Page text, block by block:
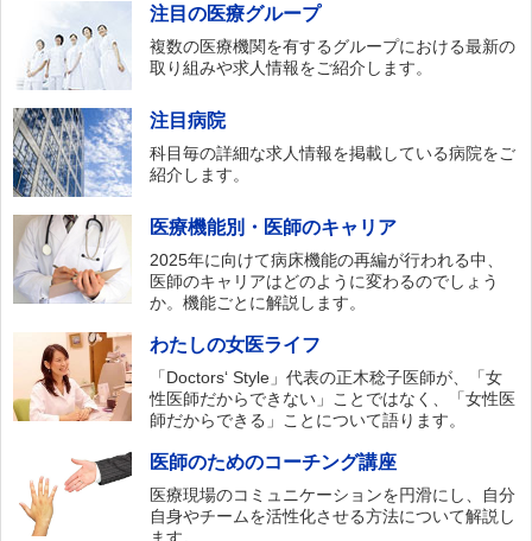
注目の医療グループ
複数の医療機関を有するグループにおける最新の
取り組みや求人情報をご紹介します。
注目病院
科目毎の詳細な求人情報を掲載している病院をご
紹介します。
医療機能別・医師のキャリア
2025年に向けて病床機能の再編が行われる中、
医師のキャリアはどのように変わるのでしょう
か。機能ごとに解説します。
わたしの女医ライフ
「Doctors‘ Style」代表の正木稔子医師が、「女
性医師だからできない」ことではなく、「女性医
師だからできる」ことについて語ります。
医師のためのコーチング講座
医療現場のコミュニケーションを円滑にし、自分
自身やチームを活性化させる方法について解説し